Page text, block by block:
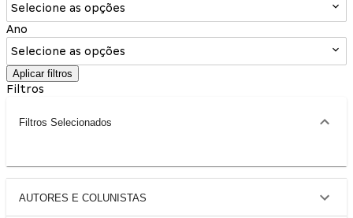
Selecione as opções
Ano
Selecione as opções
Aplicar filtros
Filtros
Filtros Selecionados
AUTORES E COLUNISTAS